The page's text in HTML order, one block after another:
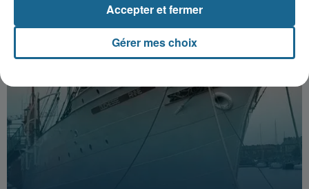
Gérer mes choix
Accepter et fermer